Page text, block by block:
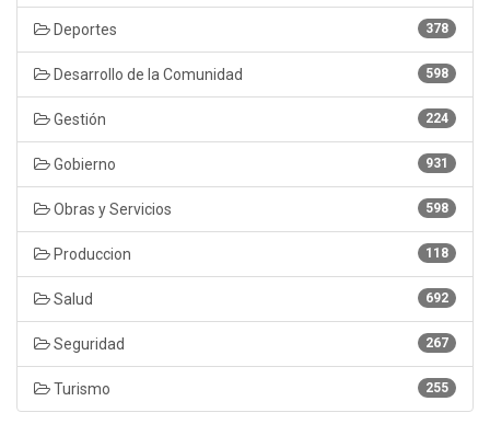
378
Deportes
598
Desarrollo de la Comunidad
224
Gestión
931
Gobierno
598
Obras y Servicios
118
Produccion
692
Salud
267
Seguridad
255
Turismo